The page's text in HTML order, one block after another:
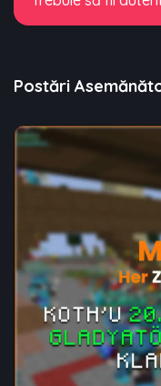
Postări